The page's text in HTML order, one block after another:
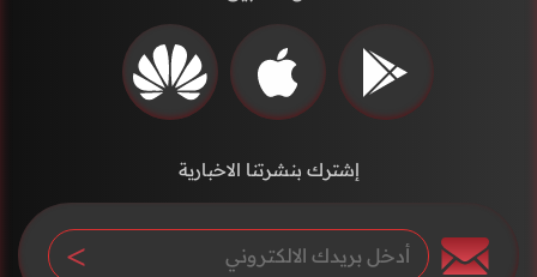
إشترك بنشرتنا الاخبارية